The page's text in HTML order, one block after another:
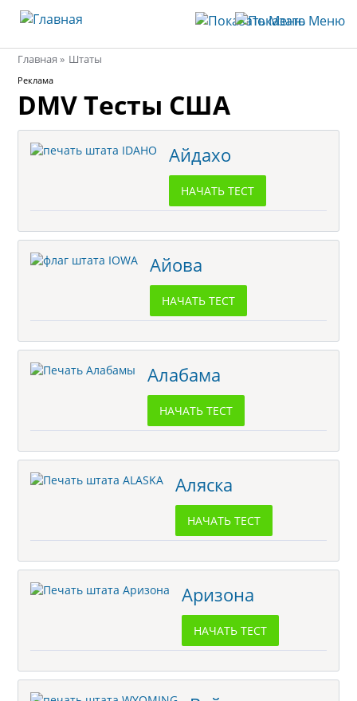
Строка
навигации
Главная Штаты
Реклама
DMV Тесты США
Айдахо
НАЧАТЬ ТЕСТ
Айова
НАЧАТЬ ТЕСТ
Алабама
НАЧАТЬ ТЕСТ
Аляска
НАЧАТЬ ТЕСТ
Аризона
НАЧАТЬ ТЕСТ